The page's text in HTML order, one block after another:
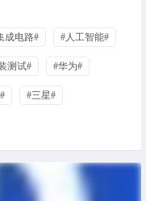
成电路# #人工智能#
测试# #华为#
#三星#